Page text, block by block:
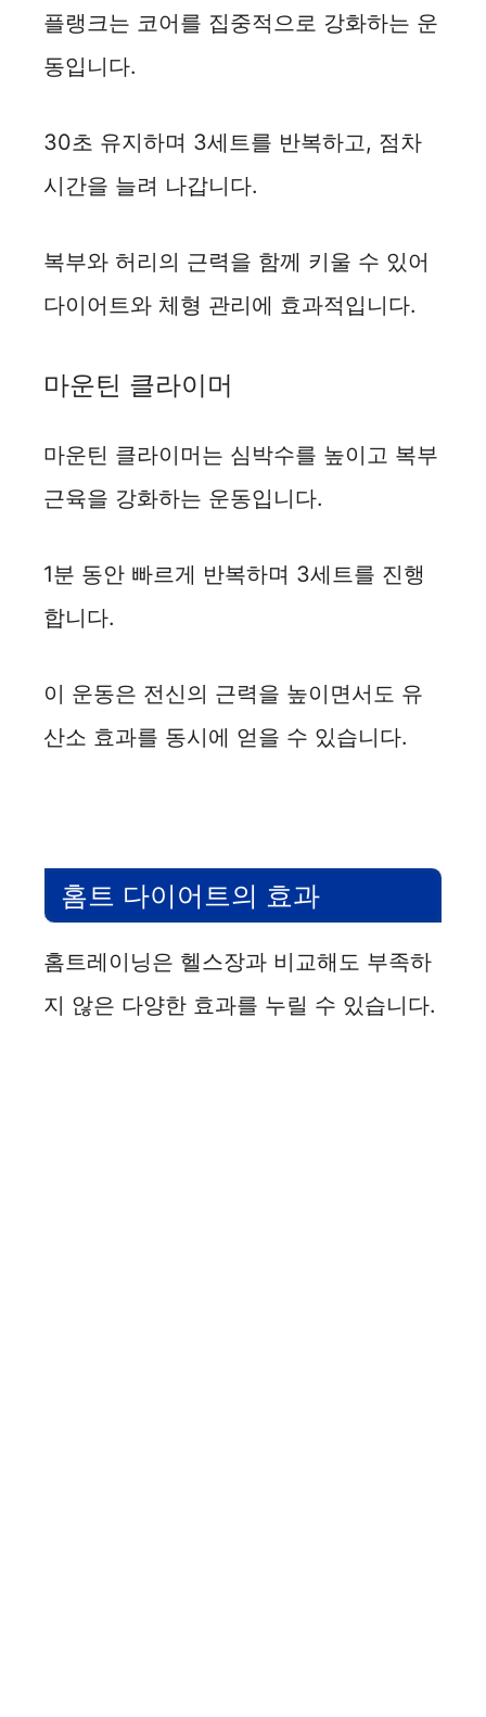
플랭크는 코어를 집중적으로 강화하는 운
동입니다.
30초 유지하며 3세트를 반복하고, 점차
시간을 늘려 나갑니다.
복부와 허리의 근력을 함께 키울 수 있어
다이어트와 체형 관리에 효과적입니다.
마운틴 클라이머
마운틴 클라이머는 심박수를 높이고 복부
근육을 강화하는 운동입니다.
1분 동안 빠르게 반복하며 3세트를 진행
합니다.
이 운동은 전신의 근력을 높이면서도 유
산소 효과를 동시에 얻을 수 있습니다.
홈트 다이어트의 효과
홈트레이닝은 헬스장과 비교해도 부족하
지 않은 다양한 효과를 누릴 수 있습니다.